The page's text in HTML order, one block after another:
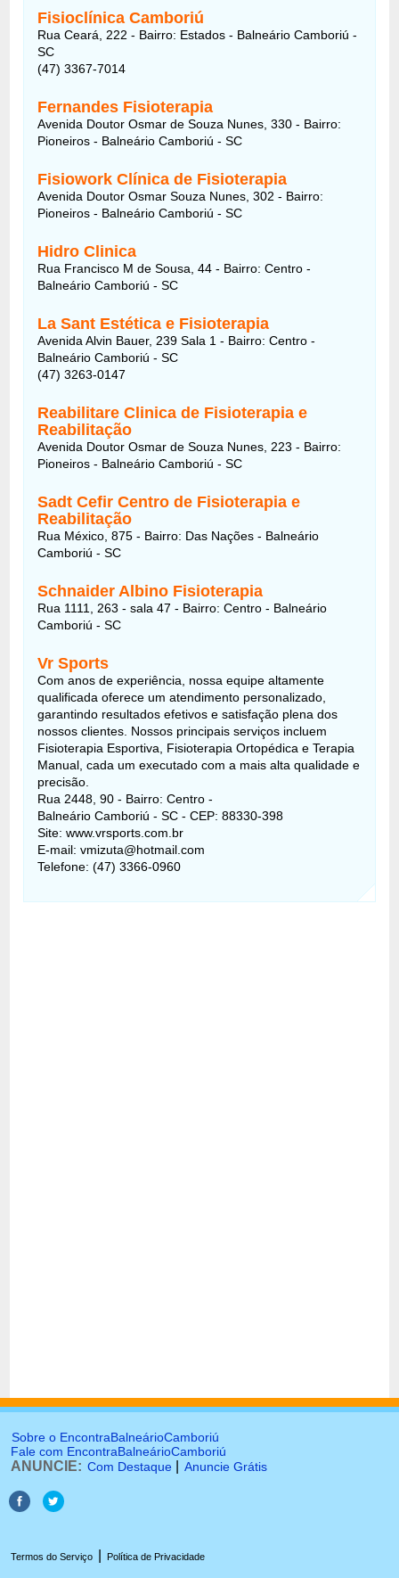
Fisioclínica Camboriú
Rua Ceará, 222 - Bairro: Estados - Balneário Camboriú -
SC
(47) 3367-7014
Fernandes Fisioterapia
Avenida Doutor Osmar de Souza Nunes, 330 - Bairro:
Pioneiros - Balneário Camboriú - SC
Fisiowork Clínica de Fisioterapia
Avenida Doutor Osmar Souza Nunes, 302 - Bairro:
Pioneiros - Balneário Camboriú - SC
Hidro Clinica
Rua Francisco M de Sousa, 44 - Bairro: Centro -
Balneário Camboriú - SC
La Sant Estética e Fisioterapia
Avenida Alvin Bauer, 239 Sala 1 - Bairro: Centro -
Balneário Camboriú - SC
(47) 3263-0147
Reabilitare Clinica de Fisioterapia e
Reabilitação
Avenida Doutor Osmar de Souza Nunes, 223 - Bairro:
Pioneiros - Balneário Camboriú - SC
Sadt Cefir Centro de Fisioterapia e
Reabilitação
Rua México, 875 - Bairro: Das Nações - Balneário
Camboriú - SC
Schnaider Albino Fisioterapia
Rua 1111, 263 - sala 47 - Bairro: Centro - Balneário
Camboriú - SC
Vr Sports
Com anos de experiência, nossa equipe altamente
qualificada oferece um atendimento personalizado,
garantindo resultados efetivos e satisfação plena dos
nossos clientes. Nossos principais serviços incluem
Fisioterapia Esportiva, Fisioterapia Ortopédica e Terapia
Manual, cada um executado com a mais alta qualidade e
precisão.
Rua 2448, 90 - Bairro: Centro -
Balneário Camboriú - SC - CEP: 88330-398
Site: www.vrsports.com.br
E-mail: vmizuta@hotmail.com
Telefone: (47) 3366-0960
Sobre o EncontraBalneárioCamboriú
Fale com EncontraBalneárioCamboriú
ANUNCIE: Com Destaque Anuncie Grátis
Termos do Serviço Política de Privacidade